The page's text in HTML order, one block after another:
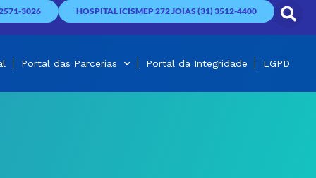
3026 HOSPITAL ICISMEP 272 JOIAS (31) 3512-4400
Portal das Parcerias Portal da Integridade LGPD